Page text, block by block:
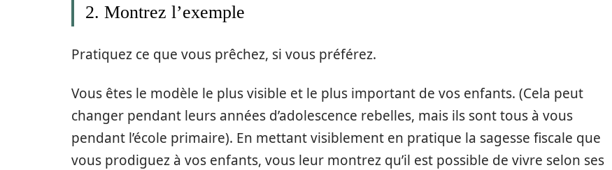
2. Montrez l’exemple
Pratiquez ce que vous prêchez, si vous préférez.
Vous êtes le modèle le plus visible et le plus important de vos enfants. (Cela peut
changer pendant leurs années d’adolescence rebelles, mais ils sont tous à vous
pendant l’école primaire). En mettant visiblement en pratique la sagesse fiscale que
vous prodiguez à vos enfants, vous leur montrez qu’il est possible de vivre selon ses